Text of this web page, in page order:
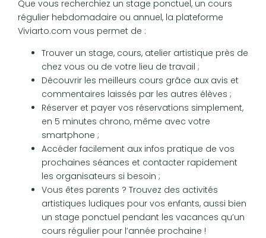
Que vous recherchiez un stage ponctuel, un cours
régulier hebdomadaire ou annuel, la plateforme
Viviarto.com vous permet de :
Trouver un stage, cours, atelier artistique près de
chez vous ou de votre lieu de travail ;
Découvrir les meilleurs cours grâce aux avis et
commentaires laissés par les autres élèves ;
Réserver et payer vos réservations simplement,
en 5 minutes chrono, même avec votre
smartphone ;
Accéder facilement aux infos pratique de vos
prochaines séances et contacter rapidement
les organisateurs si besoin ;
Vous êtes parents ? Trouvez des activités
artistiques ludiques pour vos enfants, aussi bien
un stage ponctuel pendant les vacances qu’un
cours régulier pour l’année prochaine !